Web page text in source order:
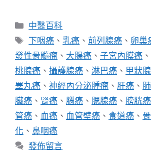
分
類
中醫百科
標
籤
下咽癌 、 乳癌 、前列腺癌 、 卵巢
發性骨髓瘤 、 大腸癌 、 子宮內膜癌 、
桃腺癌 、 攝護腺癌 、 淋巴癌 、 甲狀
睪丸癌 、 神經內分泌腫瘤 、 肝癌 、
臟癌 、 腎癌 、 腦癌 、 腮腺癌 、 膀胱癌
管癌 、 血癌 、 血管壁癌 、 食道癌 、
化 、 鼻咽癌
發佈留言